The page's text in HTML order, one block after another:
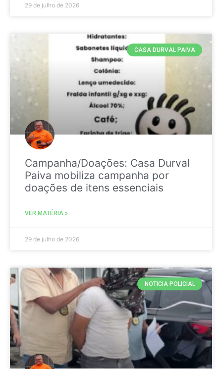
29 de julho de 2026
CASA DURVAL PAIVA
Campanha/Doações: Casa Durval
Paiva mobiliza campanha por
doações de itens essenciais
VER MATÉRIA »
29 de julho de 2026
NOTICIA POLICIAL